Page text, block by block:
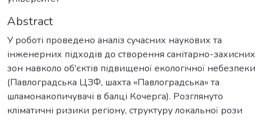
Abstract
У роботі проведено аналіз сучасних наукових та
інженерних підходів до створення санітарно-захисних
зон навколо об'єктів підвищеної екологічної небезпеки
(Павлоградська ЦЗФ, шахта «Павлоградська» та
шламонакопичувачі в балці Кочерга). Розглянуто
кліматичні ризики регіону, структуру локальної рози